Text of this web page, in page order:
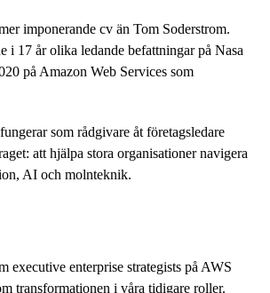
imponerande cv än Tom Soderstrom.
i 17 år olika ledande befattningar på Nasa
på Amazon Web Services som
som rådgivare åt företagsledare
att hjälpa stora organisationer navigera
AI och molnteknik.
executive enterprise strategists på AWS
transformationen i våra tidigare roller.